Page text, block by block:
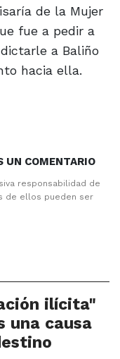
de la Mujer
fue a pedir a
a Baliño
hacia ella.
UN COMENTARIO
responsabilidad de
de ellos pueden ser
ilícita"
una causa